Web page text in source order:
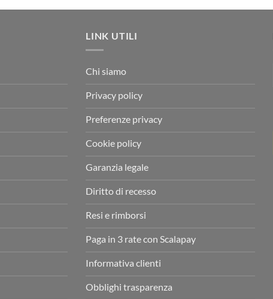
è:
LINK UTILI
Chi siamo
Privacy policy
Preferenze privacy
Cookie policy
Garanzia legale
Diritto di recesso
Resi e rimborsi
Paga in 3 rate con Scalapay
Informativa clienti
Obblighi trasparenza